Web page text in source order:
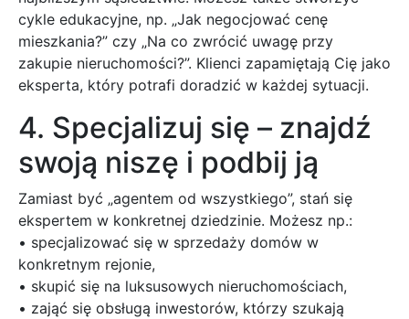
cykle edukacyjne, np. „Jak negocjować cenę
mieszkania?” czy „Na co zwrócić uwagę przy
zakupie nieruchomości?”. Klienci zapamiętają Cię jako
eksperta, który potrafi doradzić w każdej sytuacji.
4. Specjalizuj się – znajdź
swoją niszę i podbij ją
Zamiast być „agentem od wszystkiego”, stań się
ekspertem w konkretnej dziedzinie. Możesz np.:
• specjalizować się w sprzedaży domów w
konkretnym rejonie,
• skupić się na luksusowych nieruchomościach,
• zająć się obsługą inwestorów, którzy szukają